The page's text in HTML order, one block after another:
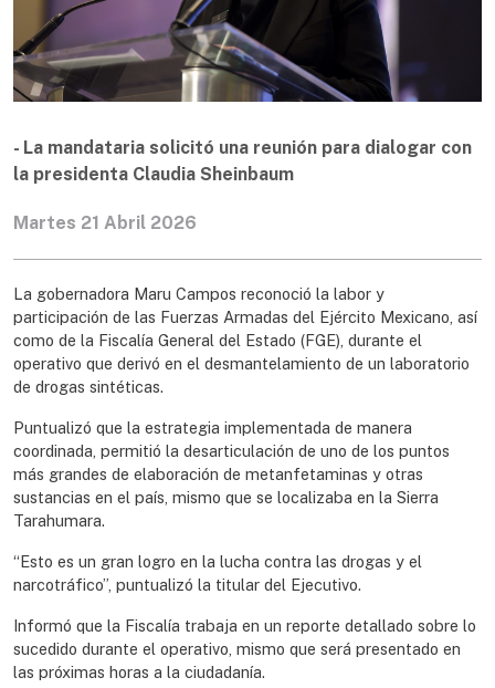
- La mandataria solicitó una reunión para dialogar con
la presidenta Claudia Sheinbaum
Martes 21 Abril 2026
La gobernadora Maru Campos reconoció la labor y
participación de las Fuerzas Armadas del Ejército Mexicano, así
como de la Fiscalía General del Estado (FGE), durante el
operativo que derivó en el desmantelamiento de un laboratorio
de drogas sintéticas.
Puntualizó que la estrategia implementada de manera
coordinada, permitió la desarticulación de uno de los puntos
más grandes de elaboración de metanfetaminas y otras
sustancias en el país, mismo que se localizaba en la Sierra
Tarahumara.
“Esto es un gran logro en la lucha contra las drogas y el
narcotráfico”, puntualizó la titular del Ejecutivo.
Informó que la Fiscalía trabaja en un reporte detallado sobre lo
sucedido durante el operativo, mismo que será presentado en
las próximas horas a la ciudadanía.